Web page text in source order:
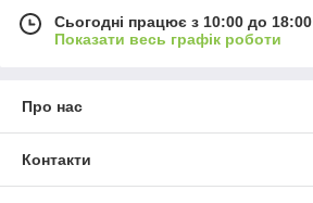
Сьогодні працює з 10:00 до 18:00
Показати весь графік роботи
Про нас
Контакти